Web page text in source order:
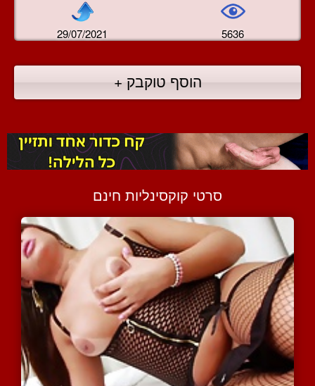
29/07/2021 5636
הוסף טוקבק +
סרטי קוקסינליות חינם